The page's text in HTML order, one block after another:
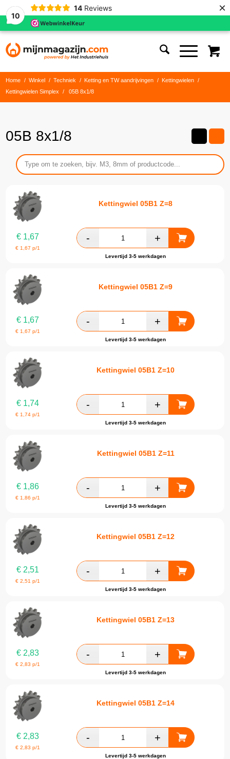
10
14 Reviews ×
Home / Winkel / Techniek / Ketting en TW aandrijvingen / Kettingwielen
/
Kettingwielen Simplex
/ 05B 8x1/8
05B 8x1/8
Kettingwiel 05B1 Z=8
€ 1,67
€ 1,67 p/1
Levertijd 3-5 werkdagen
Kettingwiel 05B1 Z=9
€ 1,67
€ 1,67 p/1
Levertijd 3-5 werkdagen
Kettingwiel 05B1 Z=10
€ 1,74
€ 1,74 p/1
Levertijd 3-5 werkdagen
Kettingwiel 05B1 Z=11
€ 1,86
€ 1,86 p/1
Levertijd 3-5 werkdagen
Kettingwiel 05B1 Z=12
€ 2,51
€2,51 p/1
Levertijd 3-5 werkdagen
Kettingwiel 05B1 Z=13
€ 2,83
€2,83 p/1
Levertijd 3-5 werkdagen
Kettingwiel 05B1 Z=14
€ 2,83
€2,83 p/1
Levertijd 3-5 werkdagen